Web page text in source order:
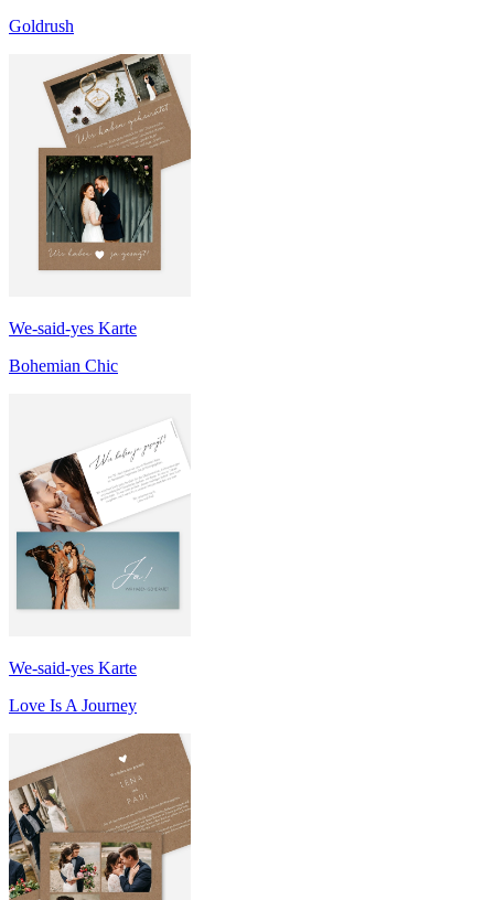
Goldrush
We-said-yes Karte
Bohemian Chic
We-said-yes Karte
Love Is A Journey